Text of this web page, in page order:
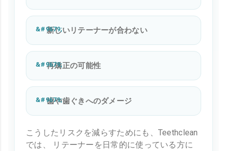
新しいリテーナーが合わない
再矯正の可能性
歯や歯ぐきへのダメージ
こうしたリスクを減らすためにも、Teethclean
では、 リテーナーを日常的に使っている方に